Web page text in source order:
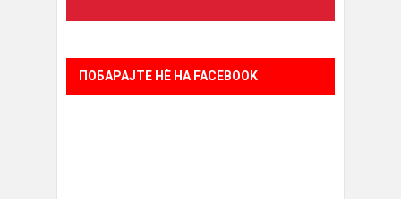
ПОБАРАЈТЕ НÈ НА FACEBOOK